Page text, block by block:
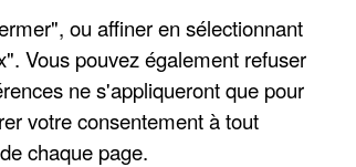
ou affiner en sélectionnant
Vous pouvez également refuser
ne s'appliqueront que pour
votre consentement à tout
chaque page.